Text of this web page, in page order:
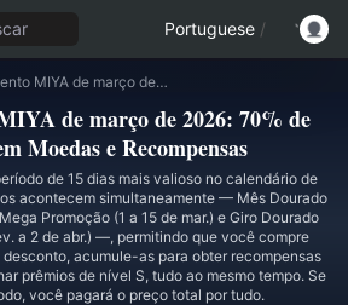
Portuguese /
Guia do Evento MIYA de março de 2026: 70% de desconto em Moedas e Recompensas
de março de 2026: 70% de
Moedas e Recompensas
de 15 dias mais valioso no calendário de
acontecem simultaneamente — Mês Dourado
Promoção (1 a 15 de mar.) e Giro Dourado
a 2 de abr.) —, permitindo que você compre
acumule-as para obter recompensas
prêmios de nível S, tudo ao mesmo tempo. Se
você pagará o preço total por tudo.